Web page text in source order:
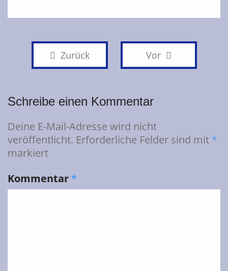
Zurück Vor
Schreibe einen Kommentar
Deine E-Mail-Adresse wird nicht
veröffentlicht. Erforderliche Felder sind mit *
markiert
Kommentar*